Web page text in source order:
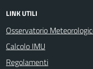
LINK UTILI
Osservatorio
Calcolo IMU
Regolamenti